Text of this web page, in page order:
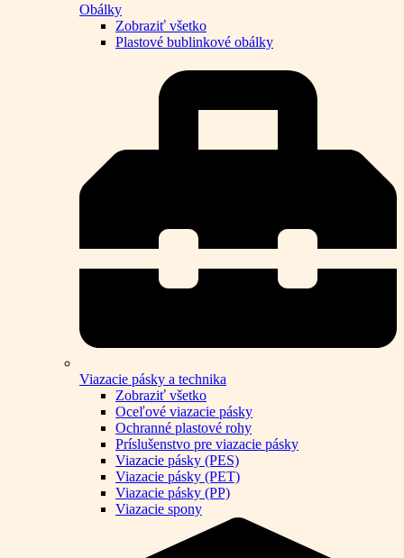
Obálky
Zobraziť všetko
Plastové bublinkové obálky
Viazacie pásky a technika
Zobraziť všetko
Oceľové viazacie pásky
Ochranné plastové rohy
Príslušenstvo pre viazacie pásky
Viazacie pásky (PES)
Viazacie pásky (PET)
Viazacie pásky (PP)
Viazacie spony